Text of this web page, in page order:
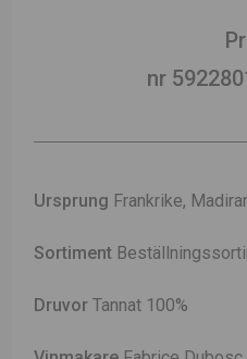
nr
Ursprung Frankrike,
Sortiment
Druvor Tannat 100%